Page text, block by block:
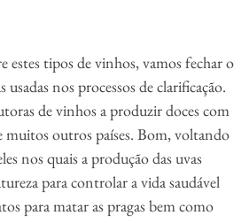
estes tipos de vinhos, vamos fechar o
nos processos de clarificação.
de vinhos a produzir doces com
muitos outros países. Bom, voltando
nos quais a produção das uvas
para controlar a vida saudável
para matar as pragas bem como